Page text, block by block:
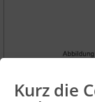
Kurz die